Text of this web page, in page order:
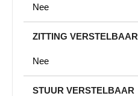
Nee
ZITTING VERSTELBAAR
Nee
STUUR VERSTELBAAR